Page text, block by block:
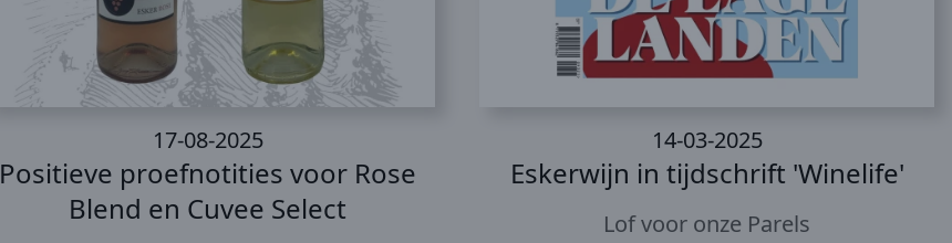
17-08-2025
Positieve proefnotities voor Rose
Blend en Cuvee Select
14-03-2025
Eskerwijn in tijdschrift 'Winelife'
Lof voor onze Parels